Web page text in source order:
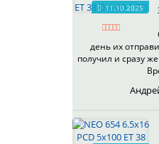
505
508
511
528
529
11.10.2025
день их
получил и сразу